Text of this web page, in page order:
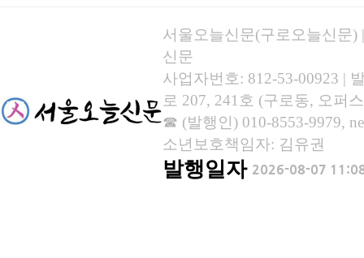
서울오늘신문(구로오늘신문)
신문
사업자번호: 812-53-00923 |
로 207, 241호 (구로동, 오퍼
☎ (발행인) 010-8553-9979,
소년보호책임자: 김유권
발행일자